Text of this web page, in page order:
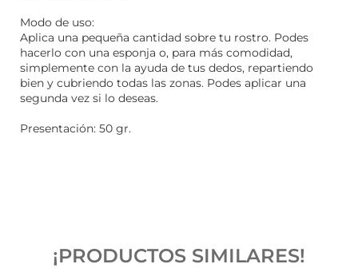
Modo de uso:
Aplica una pequeña cantidad sobre tu rostro. Podes
hacerlo con una esponja o, para más comodidad,
simplemente con la ayuda de tus dedos, repartiendo
bien y cubriendo todas las zonas. Podes aplicar una
segunda vez si lo deseas.
Presentación: 50 gr.
¡PRODUCTOS SIMILARES!